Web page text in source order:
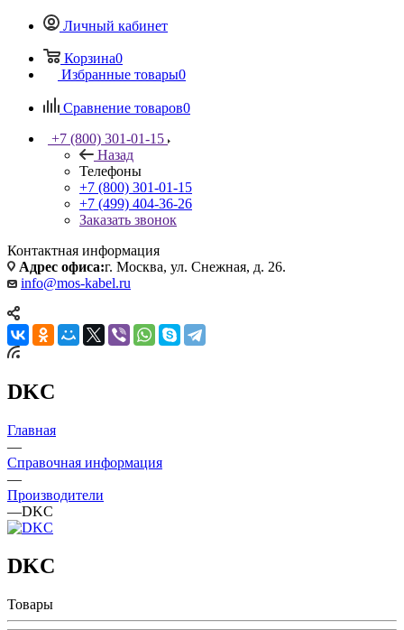
Личный кабинет
Корзина0
Избранные товары0
Сравнение товаров0
+7 (800) 301-01-15
Назад
Телефоны
+7 (800) 301-01-15
+7 (499) 404-36-26
Заказать звонок
Контактная информация
Адрес офиса:г. Москва, ул. Снежная, д. 26.
info@mos-kabel.ru
DKC
Главная
—
Справочная информация
—
Производители
—DKC
DKC
Товары